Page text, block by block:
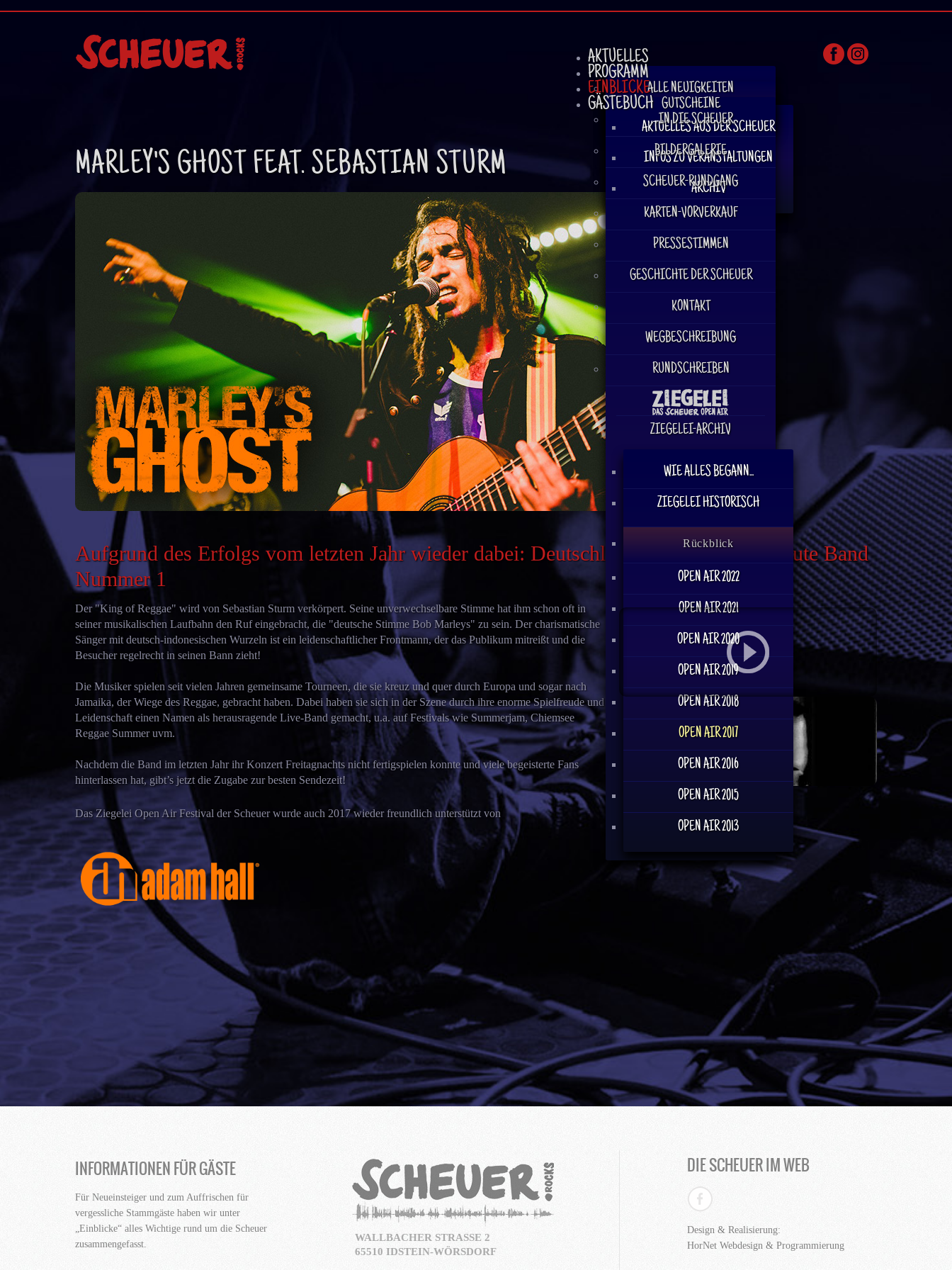
AKTUELLES
ALLE NEUIGKEITEN
AKTUELLES AUS DER SCHEUER
INFOS ZU VERANSTALTUNGEN
ARCHIV
PROGRAMM
GUTSCHEINE
EINBLICKE
. . . IN DIE SCHEUER
BILDERGALERIE
SCHEUER-RUNDGANG
KARTEN-VORVERKAUF
PRESSESTIMMEN
GESCHICHTE DER SCHEUER
KONTAKT
WEGBESCHREIBUNG
RUNDSCHREIBEN
ZIEGELEI-ARCHIV
WIE ALLES BEGANN...
ZIEGELEI HISTORISCH
Rückblick
OPEN AIR 2022
OPEN AIR 2021
OPEN AIR 2020
OPEN AIR 2019
OPEN AIR 2018
OPEN AIR 2017
OPEN AIR 2016
OPEN AIR 2015
OPEN AIR 2013
GÄSTEBUCH
MARLEY'S GHOST FEAT. SEBASTIAN STURM
Aufgrund des Erfolgs vom letzten Jahr wieder dabei: Deutschlands Bob Marley Tribute Band
Nummer 1
Der "King of Reggae" wird von Sebastian Sturm verkörpert. Seine unverwechselbare Stimme hat ihm schon oft in
seiner musikalischen Laufbahn den Ruf eingebracht, die "deutsche Stimme Bob Marleys" zu sein. Der charismatische
Sänger mit deutsch-indonesischen Wurzeln ist ein leidenschaftlicher Frontmann, der das Publikum mitreißt und die
Besucher regelrecht in seinen Bann zieht!
Die Musiker spielen seit vielen Jahren gemeinsame Tourneen, die sie kreuz und quer durch Europa und sogar nach
Jamaika, der Wiege des Reggae, gebracht haben. Dabei haben sie sich in der Szene durch ihre enorme Spielfreude und
Leidenschaft einen Namen als herausragende Live-Band gemacht, u.a. auf Festivals wie Summerjam, Chiemsee
Reggae Summer uvm.
Nachdem die Band im letzten Jahr ihr Konzert Freitagnachts nicht fertigspielen konnte und viele begeisterte Fans
hinterlassen hat, gibt’s jetzt die Zugabe zur besten Sendezeit!
Weitere Infos
One Moment:
Das Ziegelei Open Air Festival der Scheuer wurde auch 2017 wieder freundlich unterstützt von
INFORMATIONEN FÜR GÄSTE
Für Neueinsteiger und zum Auffrischen für
vergessliche Stammgäste haben wir unter
„Einblicke“ alles Wichtige rund um die Scheuer
zusammengefasst.
WALLBACHER STRASSE 2
65510 IDSTEIN-WÖRSDORF
DIE SCHEUER IM WEB
Design & Realisierung:
HorNet Webdesign & Programmierung